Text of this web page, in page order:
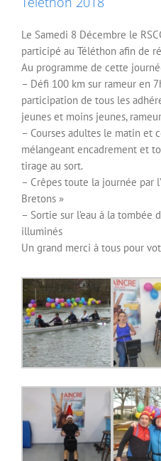
Le Samedi 8 Décembre le
participé au Téléthon afin de
Au programme de cette
– Défi 100 km sur rameur en
participation de tous les
jeunes et moins jeunes,
– Courses adultes le matin et
mélangeant encadrement et
tirage au sort.
– Crêpes toute la journée par
Bretons »
– Sortie sur l’eau à la tombée
illuminés
Un grand merci à tous pour